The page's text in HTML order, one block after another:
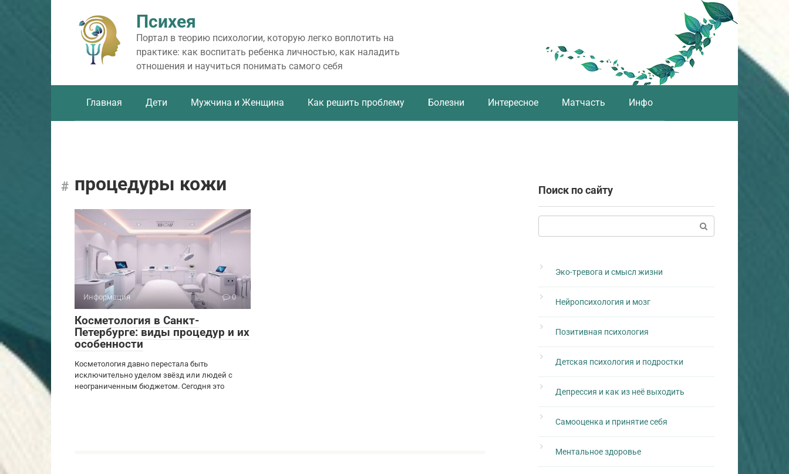
Психея
Портал в теорию психологии, которую легко воплотить на
практике: как воспитать ребенка личностью, как наладить
отношения и научиться понимать самого себя
Главная Дети Мужчина и Женщина Как решить проблему Болезни Интересное Матчасть Инфо
процедуры кожи
Информация 0
Косметология в Санкт-
Петербурге: виды процедур и их
особенности
Косметология давно перестала быть
исключительно уделом звёзд или людей с
неограниченным бюджетом. Сегодня это
Поиск по сайту
Эко-тревога и смысл жизни
Нейропсихология и мозг
Позитивная психология
Детская психология и подростки
Депрессия и как из неё выходить
Самооценка и принятие себя
Ментальное здоровье